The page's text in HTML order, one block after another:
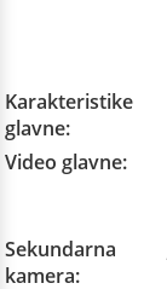
Karakteristike
glavne:
Video glavne:
Sekundarna
kamera: